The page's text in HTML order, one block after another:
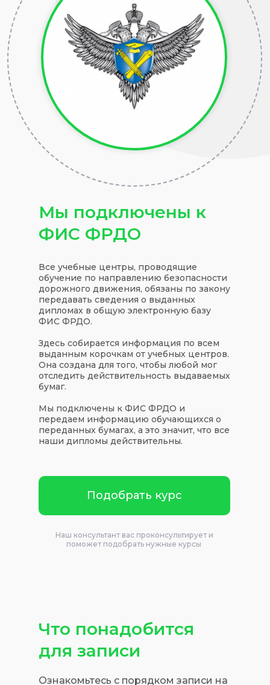
Все учебные центры, проводящие
обучение по направлению безопасности
дорожного движения, обязаны по закону
передавать сведения о выданных
дипломах в общую электронную базу
ФИС ФРДО.
Здесь собирается информация по всем
выданным корочкам от учебных центров.
Она создана для того, чтобы любой мог
отследить действительность выдаваемых
бумаг.
Мы подключены к ФИС ФРДО и
передаем информацию обучающихся о
переданных бумагах, а это значит, что все
наши дипломы действительны.
Наш консультант вас проконсультирует и
поможет подобрать нужные курсы
Подобрать курс
Мы подключены к
ФИС ФРДО
Что понадобится
для записи
Ознакомьтесь с порядком записи на